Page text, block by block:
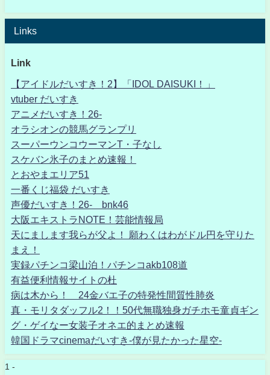
Links
Link
【アイドルだいすき！2】「IDOL DAISUKI！」
vtuber だいすき
アニメだいすき！26-
オラシオンの競馬グランプリ
スーパーウンコウーマンT・子なし
スケバン氷子のまとめ速報！
とおやまエリア51
一番くじ福袋 だいすき
声優だいすき！26- bnk46
大阪エキストラNOTE！芸能情報局
天にまします我らが父よ！ 願わくはわがドル円を守りた
まえ！
実録パチンコ梁山泊！パチンコakb108道
有益便利情報サイトの杜
病は木から！ 24金バエ子の特発性間質性肺炎
真・モリタダッフル2！！50代無職独身ガチホモ童貞ギン
グ・ゲイなー女装子オネエ的まとめ速報
韓国ドラマcinemaだいすき-僕が見たかった星空-
1 -